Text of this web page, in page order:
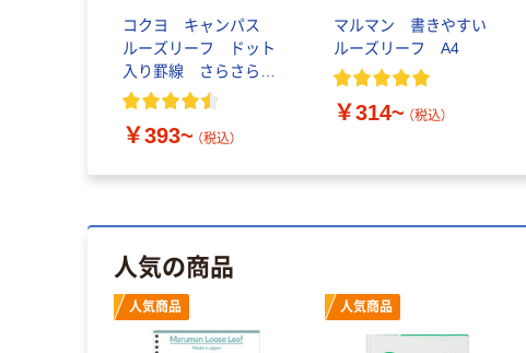
コクヨ キャンパス
ルーズリーフ ドット
入り罫線 さらさら書
ける
￥393~ （税込）
マルマン 書きやすい
ルーズリーフ A4
￥314~ （税込）
人気の商品
人気商品 人気商品